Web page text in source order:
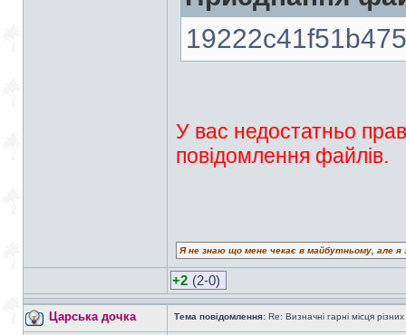
У вас недостатньо
повідомлення файлів.
Я не знаю що мене чекає в майбутньому, але
+2 (2-0)
Царська дочка Тема повідомлення: Re: Визначні гарні місця